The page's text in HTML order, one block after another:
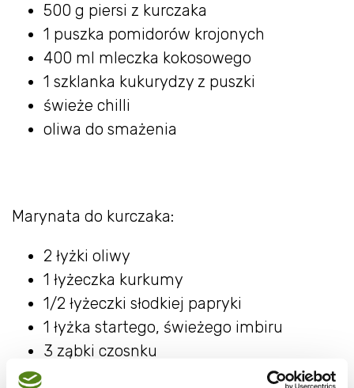
500 g piersi z kurczaka
1 puszka pomidorów krojonych
400 ml mleczka kokosowego
1 szklanka kukurydzy z puszki
świeże chilli
oliwa do smażenia
Marynata do kurczaka:
2 łyżki oliwy
1 łyżeczka kurkumy
1/2 łyżeczki słodkiej papryki
1 łyżka startego, świeżego imbiru
3 ząbki czosnku